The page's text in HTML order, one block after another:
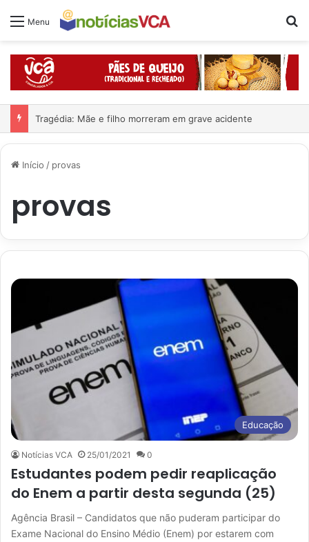
Menu
Tragédia: Mãe e filho morreram em grave acidente
Início / provas
provas
Educação
Notícias VCA 25/01/2021 0
Estudantes podem pedir reaplicação
do Enem a partir desta segunda (25)
Agência Brasil – Candidatos que não puderam participar do
Exame Nacional do Ensino Médio (Enem) por estarem com